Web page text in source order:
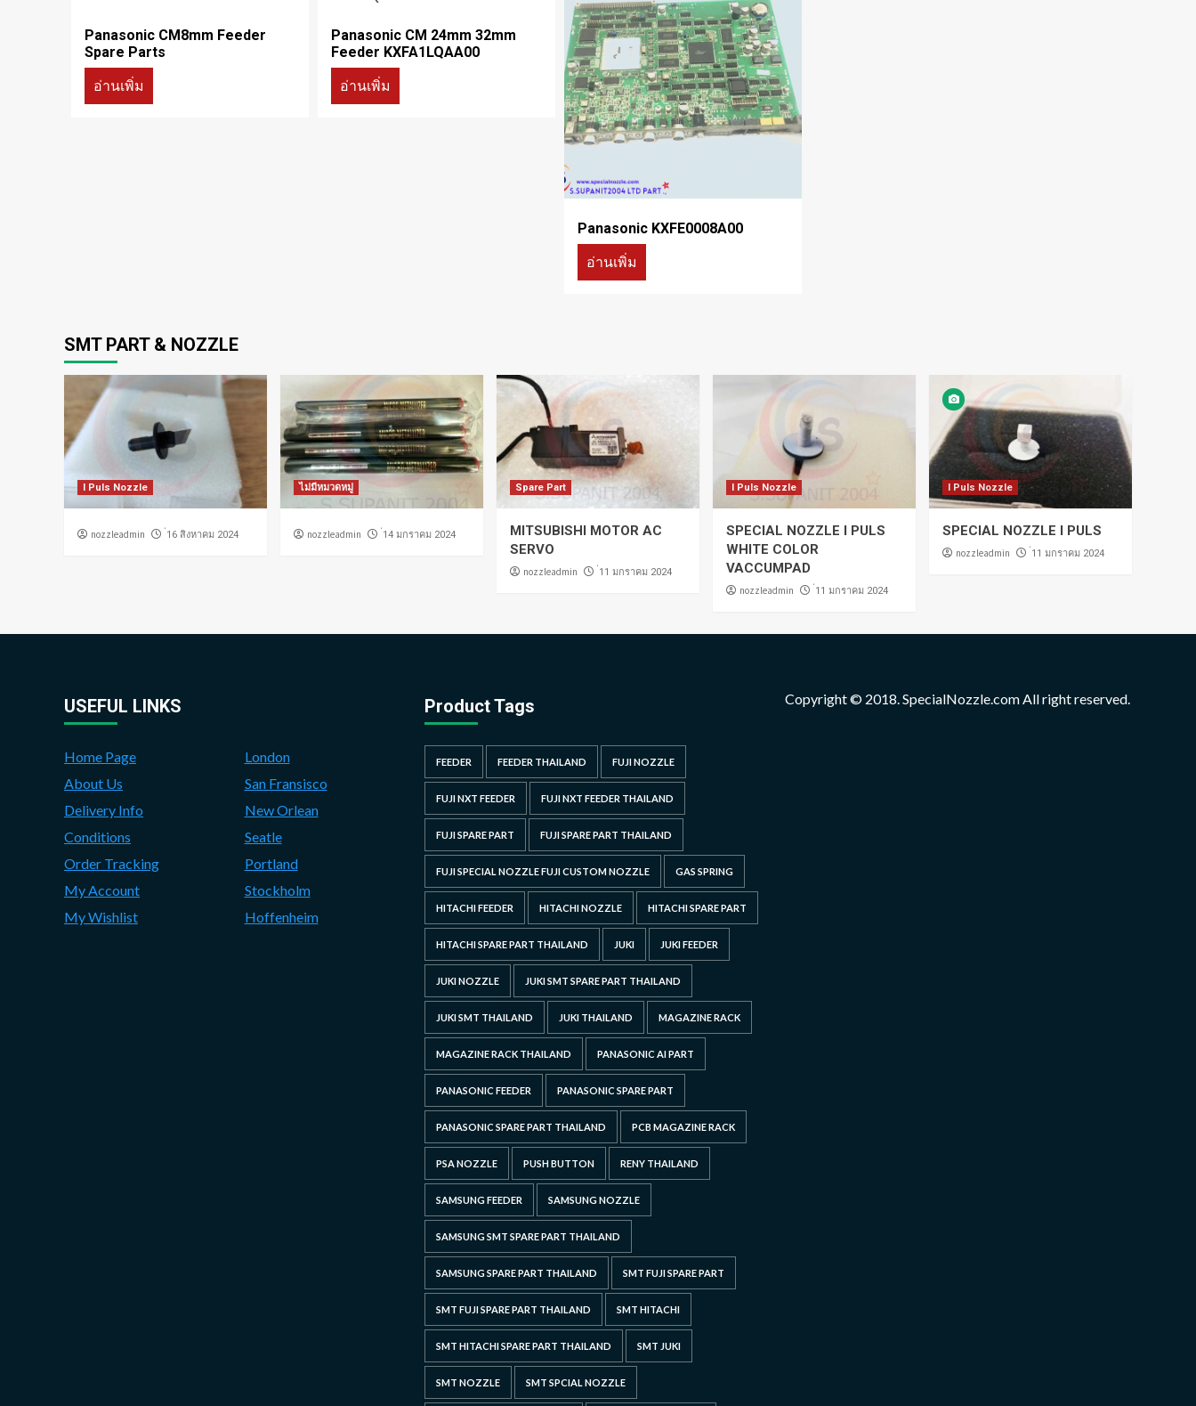
Panasonic CM8mm Feeder
Spare Parts
อ่านเพิ่ม
Panasonic CM 24mm 32mm
Feeder KXFA1LQAA00
อ่านเพิ่ม
Panasonic KXFE0008A00
อ่านเพิ่ม
SMT PART & NOZZLE
I Puls Nozzle
nozzleadmin ่16 สิงหาคม 2024
ไม่มีหมวดหมู่
nozzleadmin ่14 มกราคม 2024
Spare Part
MITSUBISHI MOTOR AC
SERVO
nozzleadmin ่11 มกราคม 2024
I Puls Nozzle
SPECIAL NOZZLE I PULS
WHITE COLOR
VACCUMPAD
nozzleadmin ่11 มกราคม 2024
I Puls Nozzle
SPECIAL NOZZLE I PULS
nozzleadmin ่11 มกราคม 2024
USEFUL LINKS
Home Page
About Us
Delivery Info
Conditions
Order Tracking
My Account
My Wishlist
London
San Fransisco
New Orlean
Seatle
Portland
Stockholm
Hoffenheim
Product Tags
FEEDER FEEDER THAILAND FUJI NOZZLE
FUJI NXT FEEDER FUJI NXT FEEDER THAILAND
FUJI SPARE PART FUJI SPARE PART THAILAND
FUJI SPECIAL NOZZLE FUJI CUSTOM NOZZLE GAS SPRING
HITACHI FEEDER HITACHI NOZZLE HITACHI SPARE PART
HITACHI SPARE PART THAILAND JUKI JUKI FEEDER
JUKI NOZZLE JUKI SMT SPARE PART THAILAND
JUKI SMT THAILAND JUKI THAILAND MAGAZINE RACK
MAGAZINE RACK THAILAND PANASONIC AI PART
PANASONIC FEEDER PANASONIC SPARE PART
PANASONIC SPARE PART THAILAND PCB MAGAZINE RACK
PSA NOZZLE PUSH BUTTON RENY THAILAND
SAMSUNG FEEDER SAMSUNG NOZZLE
SAMSUNG SMT SPARE PART THAILAND
SAMSUNG SPARE PART THAILAND SMT FUJI SPARE PART
SMT FUJI SPARE PART THAILAND SMT HITACHI
SMT HITACHI SPARE PART THAILAND SMT JUKI
SMT NOZZLE SMT SPCIAL NOZZLE
Copyright © 2018. SpecialNozzle.com All right reserved.